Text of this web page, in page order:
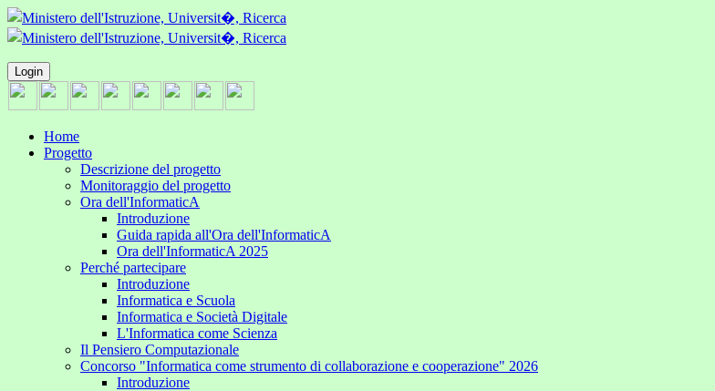
Login
Home
Progetto
Descrizione del progetto
Monitoraggio del progetto
Ora dell'InformaticA
Introduzione
Guida rapida all'Ora dell'InformaticA
Ora dell'InformaticA 2025
Perché partecipare
Introduzione
Informatica e Scuola
Informatica e Società Digitale
L'Informatica come Scienza
Il Pensiero Computazionale
Concorso "Informatica come strumento di collaborazione e cooperazione" 2026
Introduzione